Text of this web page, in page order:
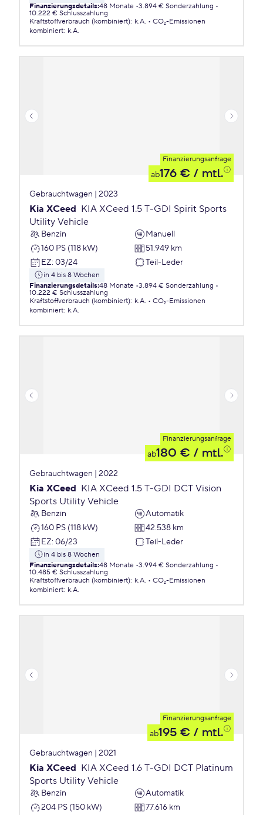
Finanzierungsdetails:48 Monate 3.894 € Sonderzahlung
10.222 € Schlusszahlung
Kraftstoffverbrauch (kombiniert): k.A.
CO₂-Emissionen
kombiniert: k.A.
Finanzierungsanfrage
ab176 € / mtl.
Gebrauchtwagen | 2023
Kia XCeed KIA XCeed 1.5 T-GDI Spirit Sports
Utility Vehicle
Benzin
Manuell
160 PS (118 kW)
51.949 km
EZ: 03/24 Teil-Leder
in 4 bis 8 Wochen
Finanzierungsdetails:48 Monate 3.894 € Sonderzahlung
10.222 € Schlusszahlung
Kraftstoffverbrauch (kombiniert): k.A.
CO₂-Emissionen
kombiniert: k.A.
Finanzierungsanfrage
ab180 € / mtl.
Gebrauchtwagen | 2022
Kia XCeed KIA XCeed 1.5 T-GDI DCT Vision
Sports Utility Vehicle
Benzin
Automatik
160 PS (118 kW)
42.538 km
EZ: 06/23 Teil-Leder
in 4 bis 8 Wochen
Finanzierungsdetails:48 Monate 3.994 € Sonderzahlung
10.485 € Schlusszahlung
Kraftstoffverbrauch (kombiniert): k.A.
CO₂-Emissionen
kombiniert: k.A.
Finanzierungsanfrage
ab195 € / mtl.
Gebrauchtwagen | 2021
Kia XCeed KIA XCeed 1.6 T-GDI DCT Platinum
Sports Utility Vehicle
Benzin
Automatik
204 PS (150 kW)
77.616 km